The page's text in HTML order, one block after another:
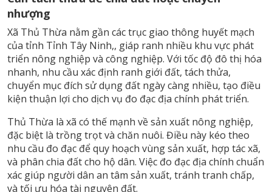
nhượng
Xã Thủ Thừa nằm gần các trục giao thông huyết mạch
của tỉnh Tỉnh Tây Ninh,, giáp ranh nhiều khu vực phát
triển nông nghiệp và công nghiệp. Với tốc độ đô thị hóa
nhanh, nhu cầu xác định ranh giới đất, tách thửa,
chuyển mục đích sử dụng đất ngày càng nhiều, tạo điều
kiện thuận lợi cho dịch vụ đo đạc địa chính phát triển.
Thủ Thừa là xã có thế mạnh về sản xuất nông nghiệp,
đặc biệt là trồng trọt và chăn nuôi. Điều này kéo theo
nhu cầu đo đạc để quy hoạch vùng sản xuất, hợp tác xã,
và phân chia đất cho hộ dân. Việc đo đạc địa chính chuẩn
xác giúp người dân an tâm sản xuất, tránh tranh chấp,
và tối ưu hóa tài nguyên đất.